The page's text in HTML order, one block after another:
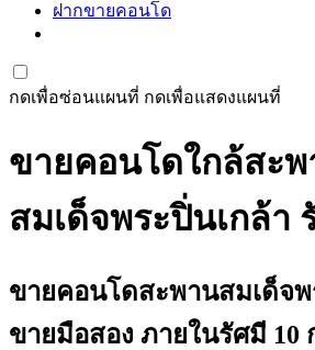
ฝากขายคอนโด
กดเพื่อซ่อนแผนที่ กดเพื่อแสดงแผนที่
ขายคอนโดใกล้สะ
สมเด็จพระปิ่นเกล้า
ขายคอนโดสะพานสมเด็จพ
ขายมือสอง ภายในรัศมี 10